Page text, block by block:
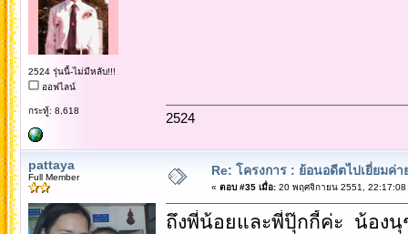
2524 รุ่นนี้-ไม่มีหลับ!!!
ออฟไลน์
กระทู้: 8,618
2524
pattaya
Full Member Re: โครงการ : ย้อนอดีตไปเยี่ยมค่
« ตอบ #35 เมื่อ:20 พฤศจิกายน 2551, 22:17:08
ถึงพี่น้อยและพี่ปุ๊กกี้ค่ะ น้องนุ